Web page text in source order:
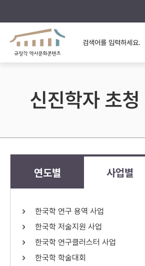
규장각의 어제와 오늘
규장각 소개영상
사료와
고대
고려
조선 후기
근대
검색 연산자 사용안내
연산자
AND
신진학자 초
연도별 사업별
한국학 연구 용역 사업
한국학 저술지원 사업
한국학 연구클러스터 사업
한국학 학술대회